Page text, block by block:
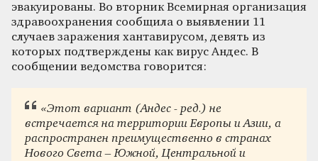
эвакуированы. Во вторник Всемирная организация
здравоохранения сообщила о выявлении 11
случаев заражения хантавирусом, девять из
которых подтверждены как вирус Андес. В
сообщении ведомства говорится:
«Этот вариант (Андес - ред.) не
встречается на территории Европы и Азии, а
распространен преимущественно в странах
Нового Света – Южной, Центральной и